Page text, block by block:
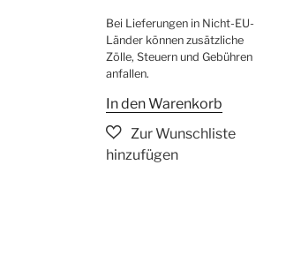
Bei Lieferungen in Nicht-EU-
Länder können zusätzliche
Zölle, Steuern und Gebühren
anfallen.
In den Warenkorb